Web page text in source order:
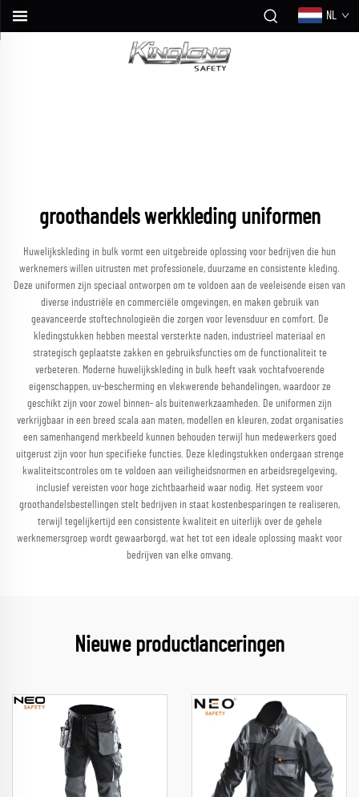
NL
groothandels werkkleding uniformen
Huwelijkskleding in bulk vormt een uitgebreide oplossing voor bedrijven die hun
werknemers willen uitrusten met professionele, duurzame en consistente kleding.
Deze uniformen zijn speciaal ontworpen om te voldoen aan de veeleisende eisen van
diverse industriële en commerciële omgevingen, en maken gebruik van
geavanceerde stoftechnologieën die zorgen voor levensduur en comfort. De
kledingstukken hebben meestal versterkte naden, industrieel materiaal en
strategisch geplaatste zakken en gebruiksfuncties om de functionaliteit te
verbeteren. Moderne huwelijkskleding in bulk heeft vaak vochtafvoerende
eigenschappen, uv-bescherming en vlekwerende behandelingen, waardoor ze
geschikt zijn voor zowel binnen- als buitenwerkzaamheden. De uniformen zijn
verkrijgbaar in een breed scala aan maten, modellen en kleuren, zodat organisaties
een samenhangend merkbeeld kunnen behouden terwijl hun medewerkers goed
uitgerust zijn voor hun specifieke functies. Deze kledingstukken ondergaan strenge
kwaliteitscontroles om te voldoen aan veiligheidsnormen en arbeidsregelgeving,
inclusief vereisten voor hoge zichtbaarheid waar nodig. Het systeem voor
groothandelsbestellingen stelt bedrijven in staat kostenbesparingen te realiseren,
terwijl tegelijkertijd een consistente kwaliteit en uiterlijk over de gehele
werknemersgroep wordt gewaarborgd, wat het tot een ideale oplossing maakt voor
bedrijven van elke omvang.
Nieuwe productlanceringen